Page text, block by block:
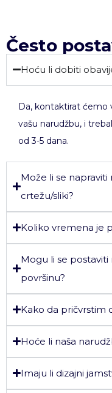
Često
Hoću li dobiti
Da, kontaktirat ćemo
vašu narudžbu, i
od 3-5 dana.
Može li se
crtežu/sliki?
Koliko vremena je
Mogu li se
površinu?
Kako da pričvrstim
Hoće li naša
Imaju li dizajni